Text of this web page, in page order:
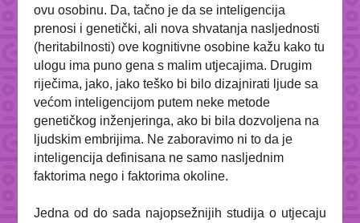
ovu osobinu. Da, tačno je da se inteligencija
prenosi i genetički, ali nova shvatanja nasljednosti
(heritabilnosti) ove kognitivne osobine kažu kako tu
ulogu ima puno gena s malim utjecajima. Drugim
riječima, jako, jako teško bi bilo dizajnirati ljude sa
većom inteligencijom putem neke metode
genetičkog inženjeringa, ako bi bila dozvoljena na
ljudskim embrijima. Ne zaboravimo ni to da je
inteligencija definisana ne samo nasljednim
faktorima nego i faktorima okoline.
Jedna od do sada najopsežnijih studija o utjecaju